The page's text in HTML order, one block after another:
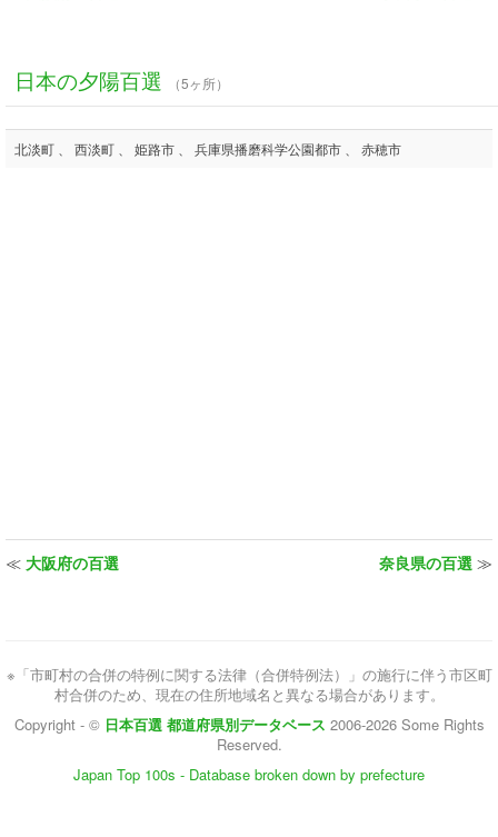
日本の夕陽百選 （5ヶ所）
北淡町 、 西淡町 、 姫路市 、 兵庫県播磨科学公園都市 、 赤穂市
≪ 大阪府の百選 奈良県の百選 ≫
※「市町村の合併の特例に関する法律（合併特例法）」の施行に伴う市区町
村合併のため、現在の住所地域名と異なる場合があります。
Copyright - © 日本百選 都道府県別データベース 2006-2026 Some Rights
Reserved.
Japan Top 100s - Database broken down by prefecture